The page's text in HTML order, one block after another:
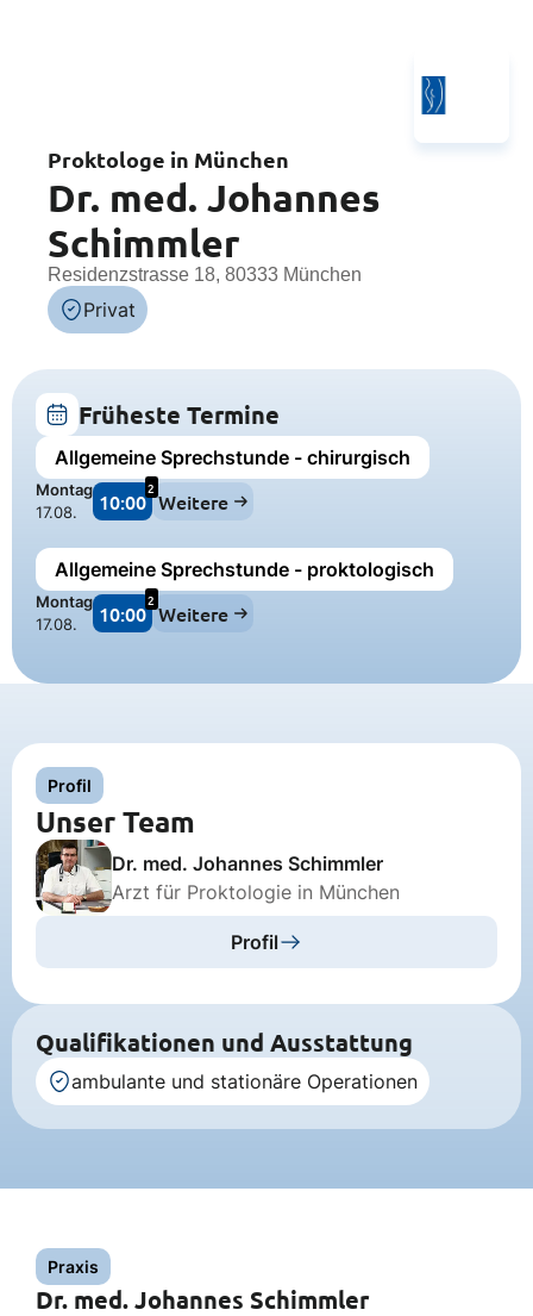
Proktologe in München
Dr. med. Johannes
Schimmler
Residenzstrasse 18, 80333 München
Privat
Früheste Termine
Allgemeine Sprechstunde - chirurgisch
Montag
17.08.
10:00
2
Weitere
Allgemeine Sprechstunde - proktologisch
Montag
17.08.
10:00
2
Weitere
Profil
Unser Team
Dr. med. Johannes Schimmler
Arzt für Proktologie in München
Profil
Qualifikationen und Ausstattung
ambulante und stationäre Operationen
Praxis
Dr. med. Johannes Schimmler